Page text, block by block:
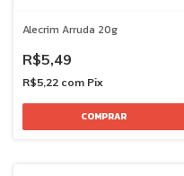
Alecrim Arruda 20g
R$5,49
R$5,22 com Pix